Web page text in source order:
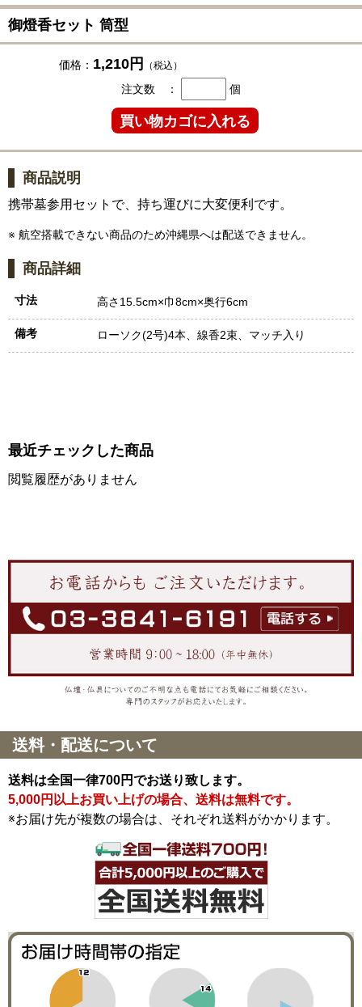
御燈香セット 筒型
価格： 1,210円 （税込）
注文数 ： 個
商品説明
携帯墓参用セットで、持ち運びに大変便利です。
※ 航空搭載できない商品のため沖縄県へは配送できません。
商品詳細
寸法 高さ15.5cm×巾8cm×奥行6cm
備考 ローソク(2号)4本、線香2束、マッチ入り
最近チェックした商品
閲覧履歴がありません
送料・配送について
送料は全国一律700円でお送り致します。
5,000円以上お買い上げの場合、送料は無料です。
※お届け先が複数の場合は、それぞれ送料がかかります。